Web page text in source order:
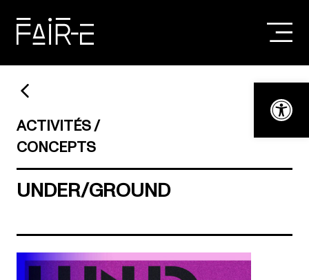
Ouvrir la
content
ACTIVITÉS
CONCEPTS
UNDER/GROUND